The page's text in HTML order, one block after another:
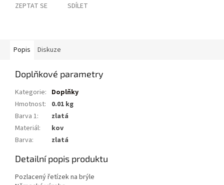
ZEPTAT SE SDÍLET
Popis Diskuze
Doplňkové parametry
Kategorie: Doplňky
Hmotnost:
0.01 kg
Barva 1:
zlatá
Materiál:
kov
Barva: zlatá
Detailní popis produktu
Pozlacený řetízek na brýle